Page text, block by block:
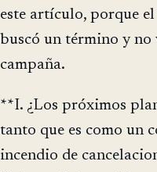
este artículo, porque
buscó un término y
campaña.
**I. ¿Los próximos
tanto que es como un
incendio de